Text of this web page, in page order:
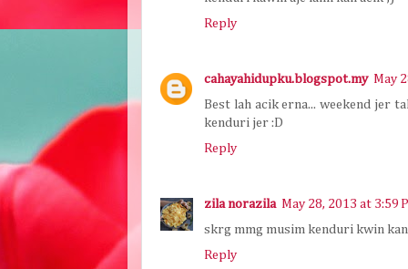
Reply
cahayahidupku.blogspot.my May
Best lah acik erna... weekend jer
kenduri jer :D
Reply
zila norazila May 28, 2013 at 3:59
skrg mmg musim kenduri kwin
Reply